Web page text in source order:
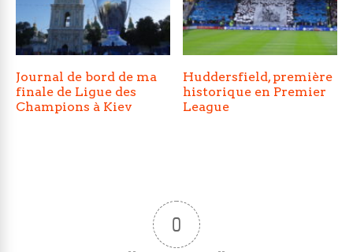
Journal de bord de ma
finale de Ligue des
Champions à Kiev
Huddersfield, première
historique en Premier
League
0